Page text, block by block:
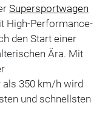
Supersportwagen
High-Performance-
den Start einer
Ära. Mit
350 km/h wird
und schnellsten